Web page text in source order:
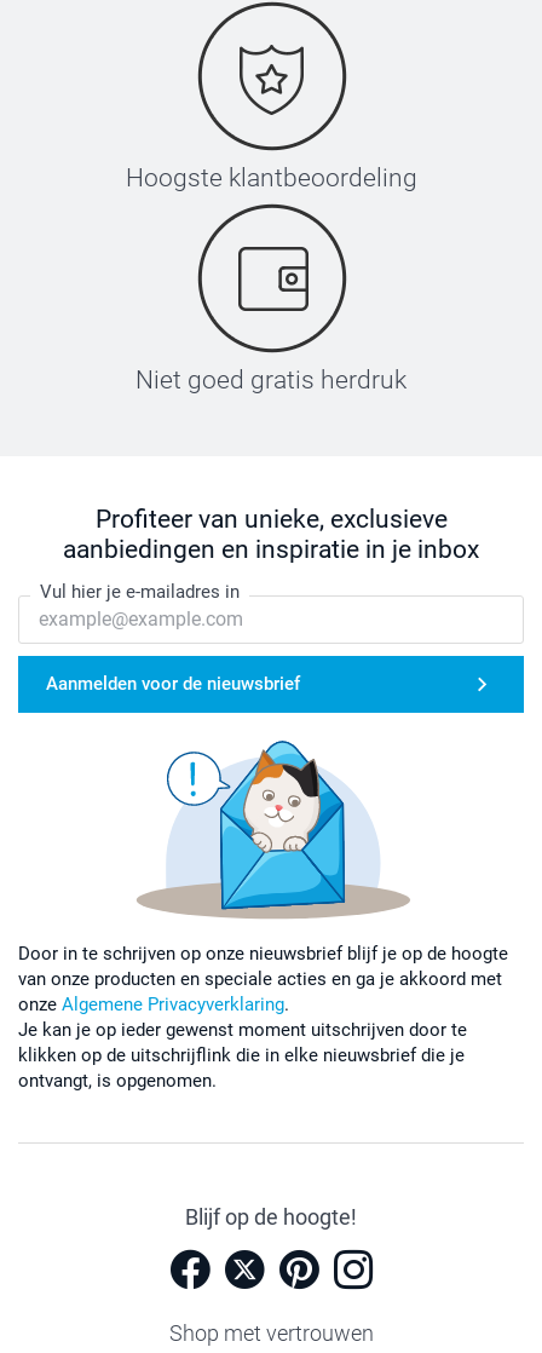
Hoogste klantbeoordeling
Niet goed gratis herdruk
Profiteer van unieke, exclusieve
aanbiedingen en inspiratie in je inbox
Vul hier je e-mailadres in
Aanmelden voor de nieuwsbrief
Door in te schrijven op onze nieuwsbrief blijf je op de hoogte
van onze producten en speciale acties en ga je akkoord met
onze Algemene Privacyverklaring.
Je kan je op ieder gewenst moment uitschrijven door te
klikken op de uitschrijflink die in elke nieuwsbrief die je
ontvangt, is opgenomen.
Blijf op de hoogte!
Shop met vertrouwen